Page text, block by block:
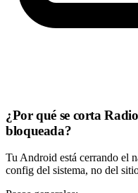
¿Por qué se corta
bloqueada?
Tu Android está cerrando el
config del sistema, no del